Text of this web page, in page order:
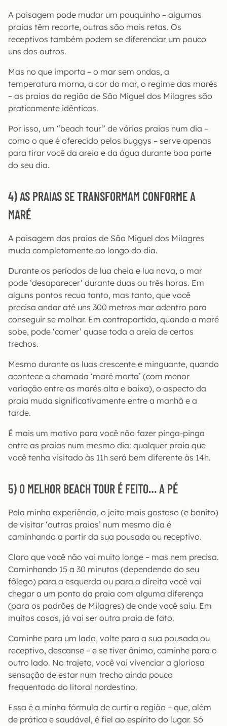
A paisagem pode mudar um pouquinho – algumas
praias têm recorte, outras são mais retas. Os
receptivos também podem se diferenciar um pouco
uns dos outros.
Mas no que importa – o mar sem ondas, a
temperatura morna, a cor do mar, o regime das marés
– as praias da região de São Miguel dos Milagres são
praticamente idênticas.
Por isso, um “beach tour” de várias praias num dia –
como o que é oferecido pelos buggys – serve apenas
para tirar você da areia e da água durante boa parte
do seu dia.
4) AS PRAIAS SE TRANSFORMAM CONFORME A
MARÉ
A paisagem das praias de São Miguel dos Milagres
muda completamente ao longo do dia.
Durante os períodos de lua cheia e lua nova, o mar
pode ‘desaparecer’ durante duas ou três horas. Em
alguns pontos recua tanto, mas tanto, que você
precisa andar até uns 300 metros mar adentro para
conseguir se molhar. Em contrapartida, quando a maré
sobe, pode ‘comer’ quase toda a areia de certos
trechos.
Mesmo durante as luas crescente e minguante, quando
acontece a chamada ‘maré morta’ (com menor
variação entre as marés alta e baixa), o aspecto da
praia muda significativamente entre a manhã e a
tarde.
É mais um motivo para você não fazer pinga-pinga
entre as praias num mesmo dia: qualquer praia que
você tenha visitado às 11h será bem diferente às 14h.
5) O MELHOR BEACH TOUR É FEITO… A PÉ
Pela minha experiência, o jeito mais gostoso (e bonito)
de visitar ‘outras praias’ num mesmo dia é
caminhando a partir da sua pousada ou receptivo.
Claro que você não vai muito longe – mas nem precisa.
Caminhando 15 a 30 minutos (dependendo do seu
fôlego) para a esquerda ou para a direita você vai
chegar a um ponto da praia com alguma diferença
(para os padrões de Milagres) de onde você saiu. Em
muitos casos, já vai ser outra praia de fato.
Caminhe para um lado, volte para a sua pousada ou
receptivo, descanse – e se tiver ânimo, caminhe para o
outro lado. No trajeto, você vai vivenciar a gloriosa
sensação de estar num trecho ainda pouco
frequentado do litoral nordestino.
Essa é a minha fórmula de curtir a região – que, além
de prática e saudável, é fiel ao espírito do lugar. Só